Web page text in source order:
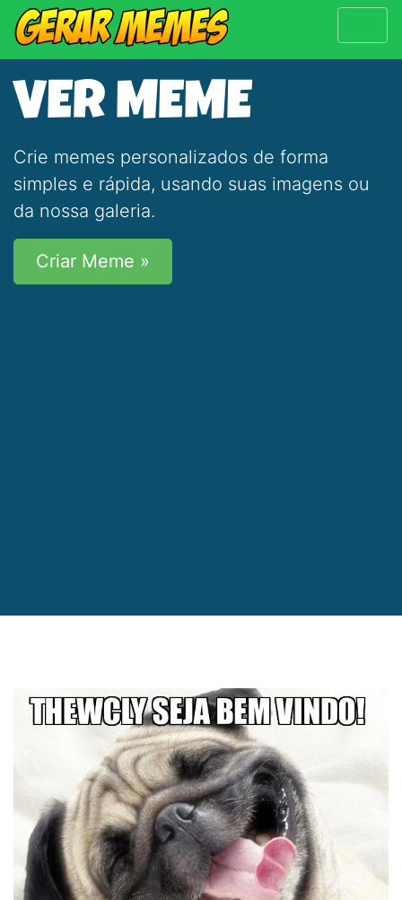
VER MEME
Crie memes personalizados de forma
simples e rápida, usando suas imagens ou
da nossa galeria.
Criar Meme »